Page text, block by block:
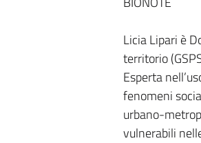
Licia Lipari è
territorio
Esperta
fenomeni
urbano-
vulnerabili